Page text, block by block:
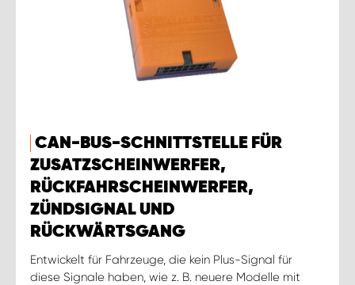
CAN-BUS-SCHNITTSTELLE FÜR
ZUSATZSCHEINWERFER,
RÜCKFAHRSCHEINWERFER,
ZÜNDSIGNAL UND
RÜCKWÄRTSGANG
Entwickelt für Fahrzeuge, die kein Plus-Signal für
diese Signale haben, wie z. B. neuere Modelle mit